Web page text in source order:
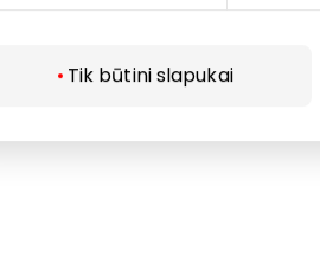
Tik būtini slapukai